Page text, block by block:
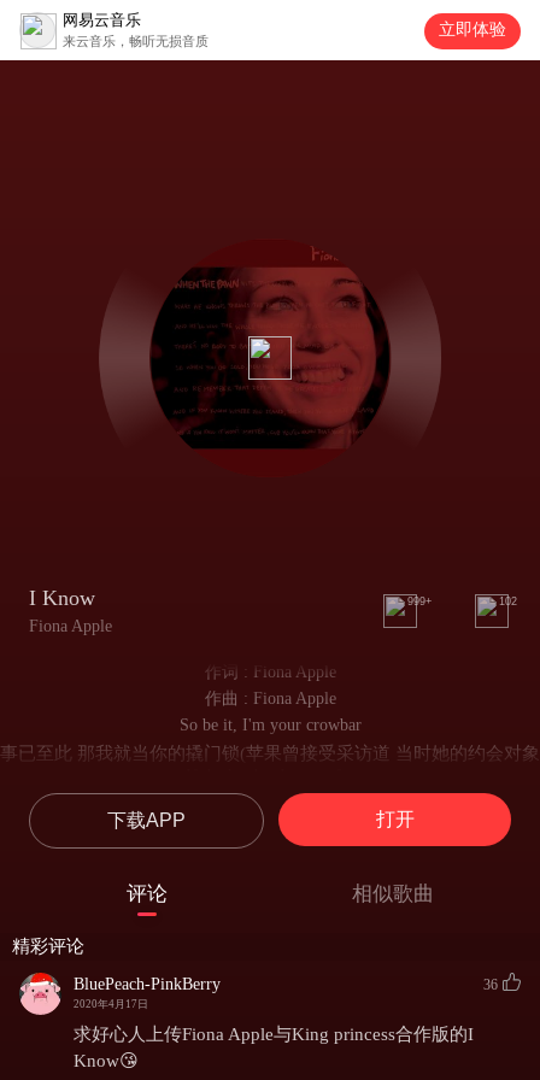
网易云音乐
来云音乐，畅听无损音质
立即体验
I Know
Fiona Apple
999+ 102
作词 : Fiona Apple
作曲 : Fiona Apple
So be it, I'm your crowbar
事已至此 那我就当你的撬门锁(苹果曾接受采访道 当时她的约会对象
如果那就是我在你心中的地位
Until you get out of this mess
直到你脱身于这片泥沼
Until you are ready to confess
But all the time, all the time
下载APP 打开
评论 相似歌曲
精彩评论
BluePeach-PinkBerry
2020年4月17日
36
求好心人上传Fiona Apple与King princess合作版的I
Know😘